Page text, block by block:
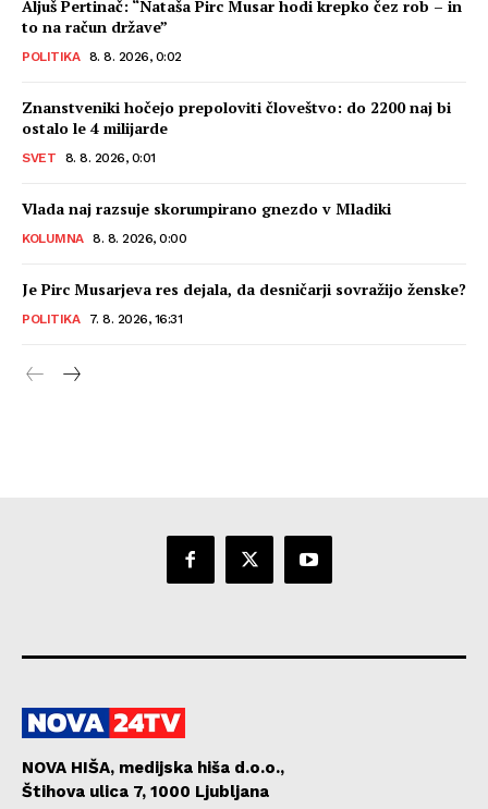
Aljuš Pertinač: “Nataša Pirc Musar hodi krepko čez rob – in
to na račun države”
POLITIKA 8. 8. 2026, 0:02
Znanstveniki hočejo prepoloviti človeštvo: do 2200 naj bi
ostalo le 4 milijarde
SVET 8. 8. 2026, 0:01
Vlada naj razsuje skorumpirano gnezdo v Mladiki
KOLUMNA 8. 8. 2026, 0:00
Je Pirc Musarjeva res dejala, da desničarji sovražijo ženske?
POLITIKA 7. 8. 2026, 16:31
NOVA HIŠA, medijska hiša d.o.o.,
Štihova ulica 7, 1000 Ljubljana